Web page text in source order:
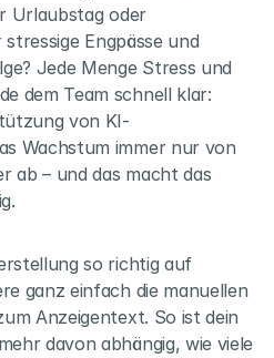
Urlaubstag oder
Engpässe und
Jede Menge Stress und
dem Team schnell klar:
von KI-
Wachstum immer nur von
ab – und das macht das
so richtig auf
ganz einfach die manuellen
Anzeigentext. So ist dein
davon abhängig, wie viele